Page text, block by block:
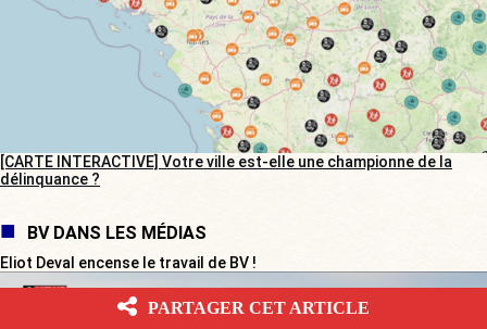
[CARTE INTERACTIVE] Votre ville est-elle une championne de la
délinquance ?
BV DANS LES MÉDIAS
Eliot Deval encense le travail de BV !
PARTAGER CET ARTICLE